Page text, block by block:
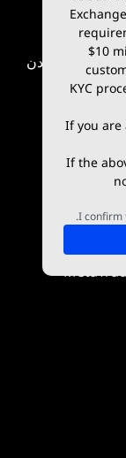
$10
KYC
If you are
If the
I confirm
Crypto
المعادن